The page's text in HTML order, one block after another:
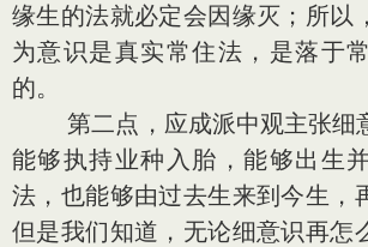
缘生的法就必定会因缘灭；所以
为意识是真实常住法，是落于
的。
第二点，应成派中观主张细
能够执持业种入胎，能够出生
法，也能够由过去生来到今生，
但是我们知道，无论细意识再怎